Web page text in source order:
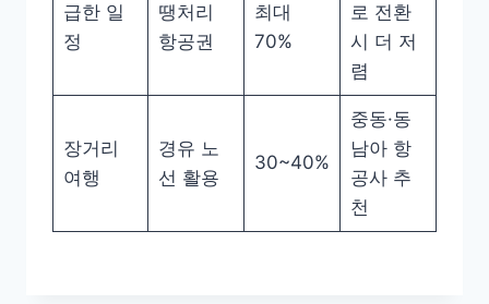
급한 일
정
땡처리
항공권
최대
70%
로 전환
시 더 저
렴
장거리
여행
경유 노
선 활용
30~40%
중동·동
남아 항
공사 추
천